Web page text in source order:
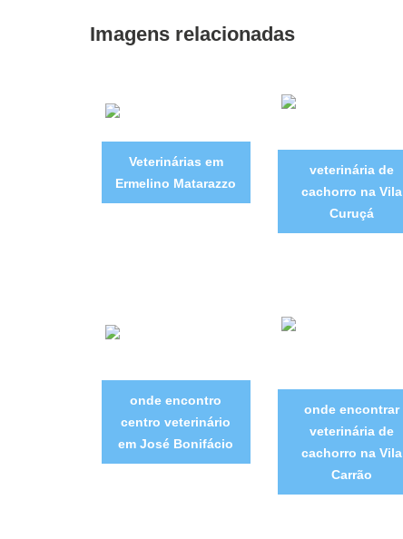
Imagens relacionadas
Veterinárias em
Ermelino Matarazzo
veterinária de
cachorro na Vila
Curuçá
onde encontro
centro veterinário
em José Bonifácio
onde encontrar
veterinária de
cachorro na Vila
Carrão